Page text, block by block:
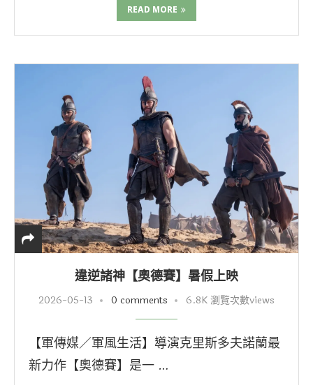
READ MORE
違逆諸神【奧德賽】暑假上映
2026-05-13 0 comments 6.8K 瀏覽次數views
【軍傳媒／軍風生活】導演克里斯多夫諾蘭最
新力作【奧德賽】是一 …